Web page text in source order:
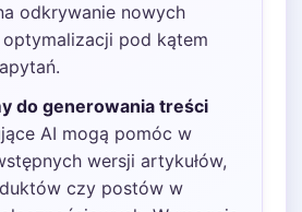
odkrywanie nowych
pod kątem
do generowania treści
AI mogą pomóc w
wersji artykułów,
czy postów w